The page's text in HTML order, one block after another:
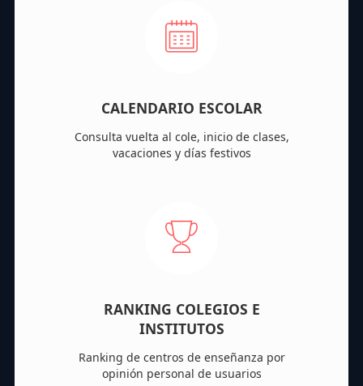
CALENDARIO ESCOLAR
Consulta vuelta al cole, inicio de clases,
vacaciones y días festivos
RANKING COLEGIOS E
INSTITUTOS
Ranking de centros de enseñanza por
opinión personal de usuarios